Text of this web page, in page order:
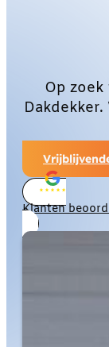
Op
Klanten